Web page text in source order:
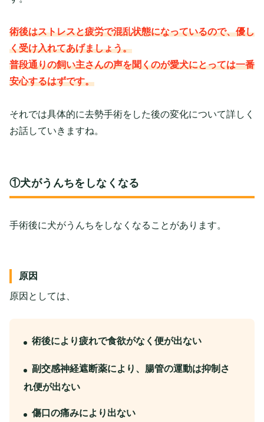
術後はストレスと疲労で混乱状態になっているので、優し
く受け入れてあげましょう。
普段通りの飼い主さんの声を聞くのが愛犬にとっては一番
安心するはずです。
それでは具体的に去勢手術をした後の変化について詳しく
お話していきますね。
①犬がうんちをしなくなる
手術後に犬がうんちをしなくなることがあります。
原因
原因としては、
術後により疲れで食欲がなく便が出ない
副交感神経遮断薬により、腸管の運動は抑制さ
れ便が出ない
傷口の痛みにより出ない